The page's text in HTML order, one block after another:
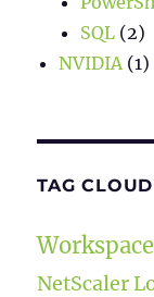
SQL (2)
NVIDIA (1)
TAG CLOUD
NetScaler